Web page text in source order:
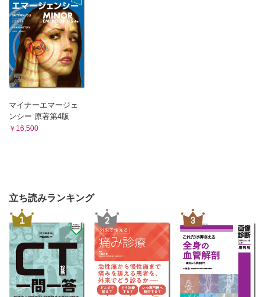
マイナーエマージェ
ンシー 原著第4版
￥16,500
立ち読みランキング
1 2 3